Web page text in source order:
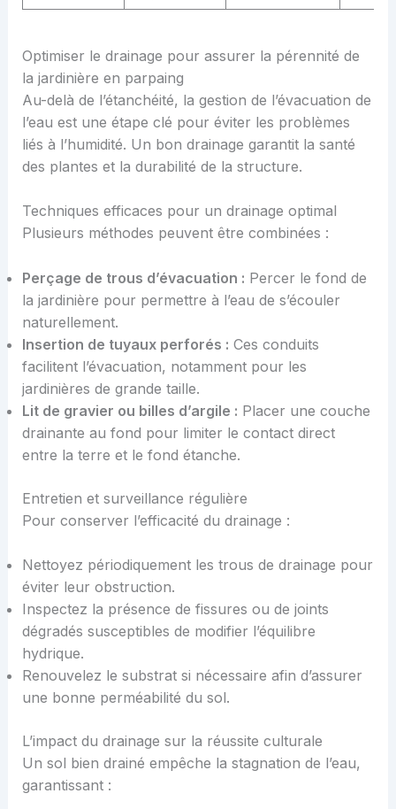
Optimiser le drainage pour assurer la pérennité de
la jardinière en parpaing
Au-delà de l’étanchéité, la gestion de l’évacuation de
l’eau est une étape clé pour éviter les problèmes
liés à l’humidité. Un bon drainage garantit la santé
des plantes et la durabilité de la structure.
Techniques efficaces pour un drainage optimal
Plusieurs méthodes peuvent être combinées :
Perçage de trous d’évacuation : Percer le fond de
la jardinière pour permettre à l’eau de s’écouler
naturellement.
Insertion de tuyaux perforés : Ces conduits
facilitent l’évacuation, notamment pour les
jardinières de grande taille.
Lit de gravier ou billes d’argile : Placer une couche
drainante au fond pour limiter le contact direct
entre la terre et le fond étanche.
Entretien et surveillance régulière
Pour conserver l’efficacité du drainage :
Nettoyez périodiquement les trous de drainage pour
éviter leur obstruction.
Inspectez la présence de fissures ou de joints
dégradés susceptibles de modifier l’équilibre
hydrique.
Renouvelez le substrat si nécessaire afin d’assurer
une bonne perméabilité du sol.
L’impact du drainage sur la réussite culturale
Un sol bien drainé empêche la stagnation de l’eau,
garantissant :